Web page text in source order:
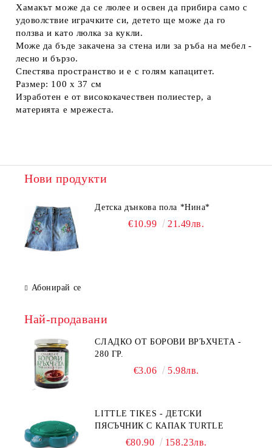
Хамакът може да се люлее и освен да прибира само с
удоволствие играчките си, детето ще може да го
ползва и като люлка за кукли.
Може да бъде закачена за стена или за ръба на мебел -
лесно и бързо.
Спестява пространство и е с голям капацитет.
Размер: 100 x 37 см
Изработен е от висококачествен полиестер, а
материята е мрежеста.
Нови продукти
Детска дънкова пола *Нина*
€10.99 21.49лв.
Абонирай се
Най-продавани
СЛАДКО ОТ БОРОВИ ВРЪХЧЕТА -
280 ГР.
€3.06 5.98лв.
LITTLE TIKES - ДЕТСКИ
ПЯСЪЧНИК С КАПАК TURTLE
€80.90 158.23лв.